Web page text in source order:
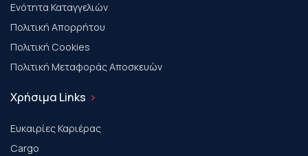
Ενότητα Καταγγελιών
Πολιτική Απορρήτου
Πολιτική Cookies
Πολιτική Μεταφοράς Αποσκευών
Χρήσιμα Links
Ευκαιρίες Καριέρας
Cargo